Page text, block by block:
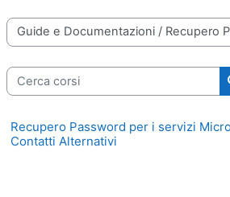
Categorie di corso
Cerca corsi
Recupero Password per i servizi
Contatti Alternativi